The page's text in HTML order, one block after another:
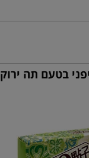
בטעם תה ירוק